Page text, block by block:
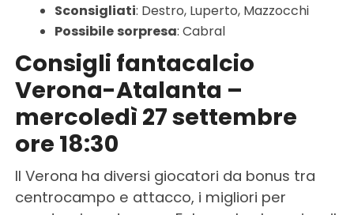
Sconsigliati: Destro, Luperto, Mazzocchi
Possibile sorpresa: Cabral
Consigli fantacalcio
Verona-Atalanta –
mercoledì 27 settembre
ore 18:30
Il Verona ha diversi giocatori da bonus tra
centrocampo e attacco, i migliori per